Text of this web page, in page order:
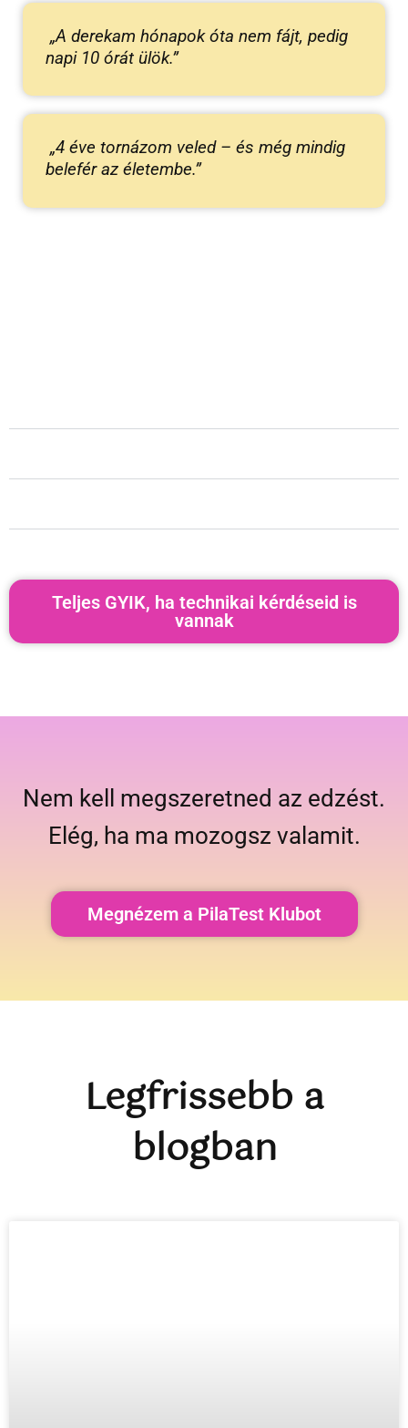
„A derekam hónapok óta nem fájt, pedig
napi 10 órát ülök.”
„4 éve tornázom veled – és még mindig
belefér az életembe.”
Teljes GYIK, ha technikai kérdéseid is
vannak
Nem kell megszeretned az edzést.
Elég, ha ma mozogsz valamit.
Megnézem a PilaTest Klubot
Legfrissebb a
blogban